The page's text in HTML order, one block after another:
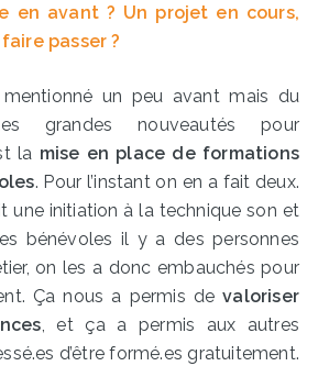
en avant ? Un projet en cours,
passer ?
un peu avant mais du
grandes nouveautés pour
la mise en place de formations
. Pour l’instant on en a fait deux.
une initiation à la technique son et
bénévoles il y a des personnes
on les a donc embauchés pour
Ça nous a permis devaloriser
, et ça a permis aux autres
d’être formé.es gratuitement.